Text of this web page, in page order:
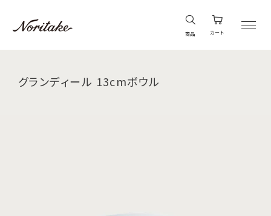
商品 カート
グランディール 13cmボウル